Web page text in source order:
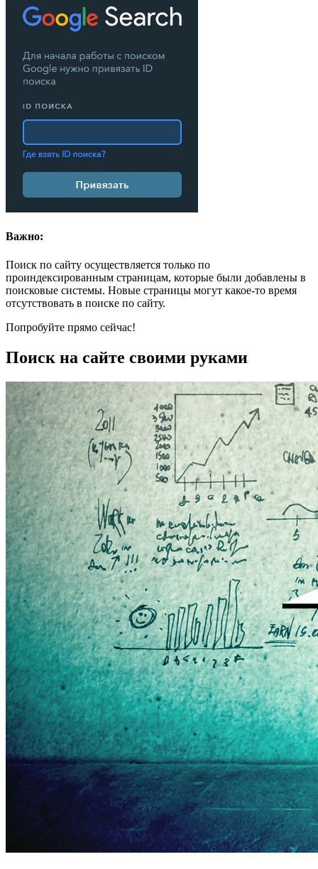
Важно:
Поиск по сайту осуществляется только по
проиндексированным страницам, которые были добавлены в
поисковые системы. Новые страницы могут какое-то время
отсутствовать в поиске по сайту.
Попробуйте прямо сейчас!
Поиск на сайте своими руками